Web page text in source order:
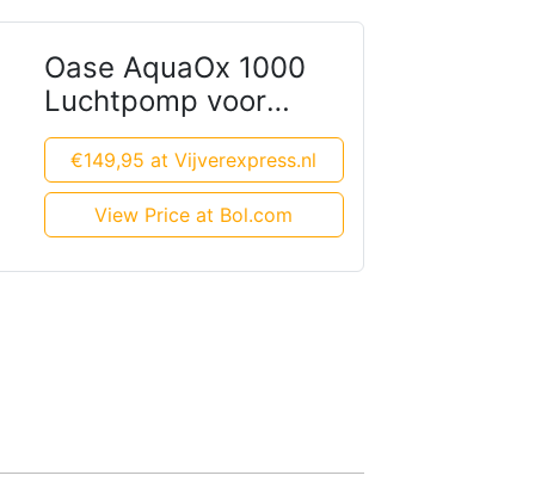
Oase AquaOx 1000
Luchtpomp voor
Vijvers
€149,95 at Vijverexpress.nl
View Price at Bol.com